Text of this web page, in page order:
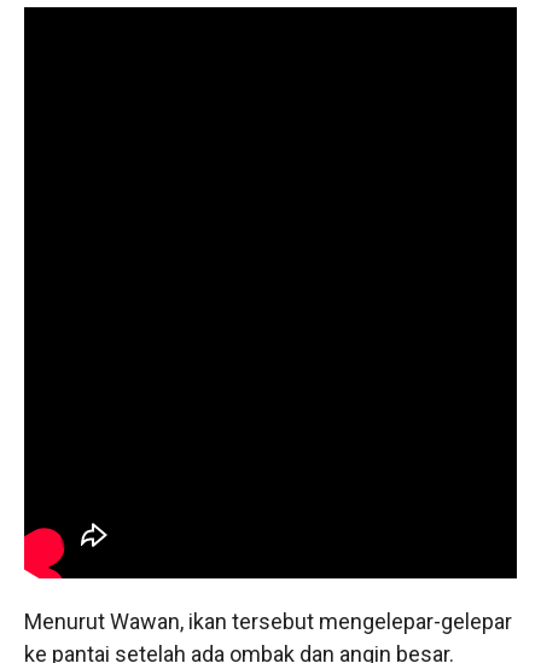
Menurut Wawan, ikan tersebut mengelepar-gelepar
ke pantai setelah ada ombak dan angin besar.